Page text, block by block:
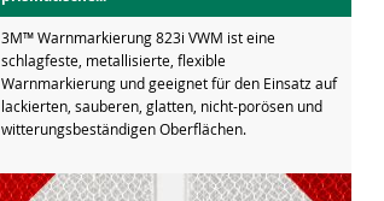
3M™ Warnmarkierung 823i VWM ist eine
schlagfeste, metallisierte, flexible
Warnmarkierung und geeignet für den Einsatz auf
lackierten, sauberen, glatten, nicht-porösen und
witterungsbeständigen Oberflächen.